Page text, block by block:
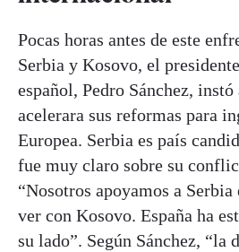
Pocas horas antes de este
Serbia y Kosovo, el
español, Pedro Sánchez, instó
acelerara sus reformas para
Europea. Serbia es país
fue muy claro sobre su
“Nosotros apoyamos a
ver con Kosovo. España ha
su lado”. Según Sánchez, “la